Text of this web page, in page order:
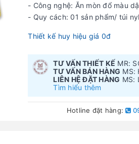
- Công nghệ: Ăn mòn đổ màu
- Quy cách: 01 sản phẩm/ túi
Thiết kế huy hiệu giá 0đ
TƯ VẤN THIẾT KẾ MR:
TƯ VẤN BÁN HÀNG MS:
LIÊN HỆ ĐẶT HÀNG MS:
Tìm hiểu thêm
Hotline đặt hàng: